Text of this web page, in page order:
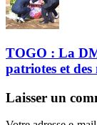
TOGO : La
patriotes et
Laisser un